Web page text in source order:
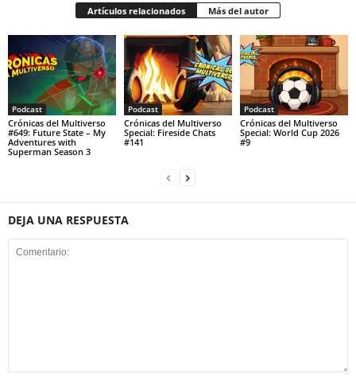
Artículos relacionados Más del autor
Podcast
Crónicas del Multiverso
#649: Future State – My
Adventures with
Superman Season 3
Podcast
Crónicas del Multiverso
Special: Fireside Chats
#141
Podcast
Crónicas del Multiverso
Special: World Cup 2026
#9
DEJA UNA RESPUESTA